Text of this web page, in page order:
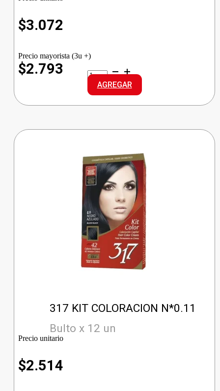
$3.072
Precio mayorista (3u +)
$2.793
BABYSEC
ULTRA
REG.
GRANDE
cantidad
AGREGAR
317 KIT COLORACION N*0.11
Bulto x 12 un
Precio unitario
$2.514